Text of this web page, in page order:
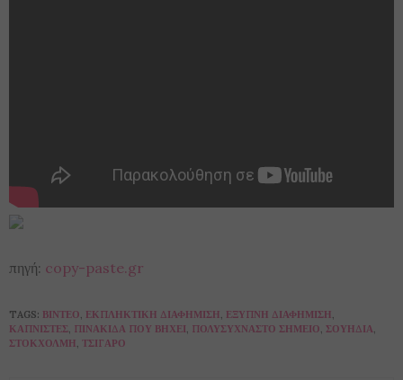
πηγή: copy-paste.gr
TAGS: ΒΊΝΤΕΟ, ΕΚΠΛΗΚΤΙΚΉ ΔΙΑΦΉΜΙΣΗ, ΈΞΥΠΝΗ ΔΙΑΦΉΜΙΣΗ,
ΚΑΠΝΙΣΤΈΣ, ΠΙΝΑΚΊΔΑ ΠΟΥ ΒΉΧΕΙ, ΠΟΛΥΣΎΧΝΑΣΤΟ ΣΗΜΕΊΟ, ΣΟΥΗΔΊΑ,
ΣΤΟΚΧΌΛΜΗ, ΤΣΙΓΆΡΟ